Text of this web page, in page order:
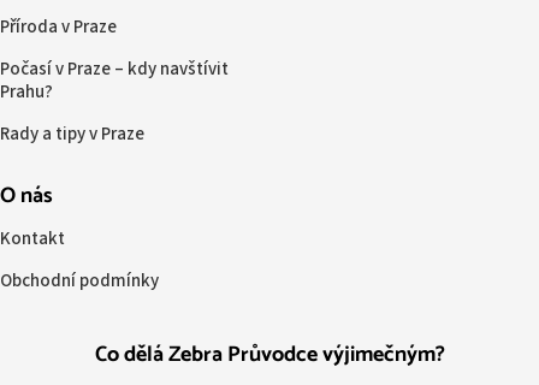
Co dělá Zebra Průvodce výjimečným?
Příroda v Praze
Počasí v Praze – kdy navštívit
Prahu?
Rady a tipy v Praze
O nás
Kontakt
Obchodní podmínky